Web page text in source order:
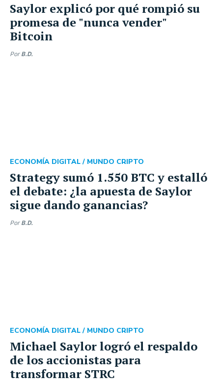
Saylor explicó por qué rompió su
promesa de "nunca vender"
Bitcoin
Por B.D.
Strategy sumó 1.550 BTC y estalló
el debate: ¿la apuesta de Saylor
sigue dando ganancias?
ECONOMÍA DIGITAL / MUNDO CRIPTO
Por B.D.
Michael Saylor logró el respaldo
de los accionistas para
transformar STRC
ECONOMÍA DIGITAL / MUNDO CRIPTO